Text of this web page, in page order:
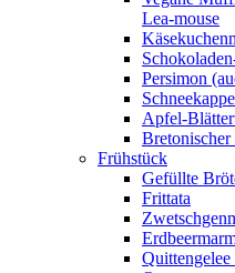
Lea-mouse
Persimon
Apfel-
Frühstück
Gefüllte
Frittata